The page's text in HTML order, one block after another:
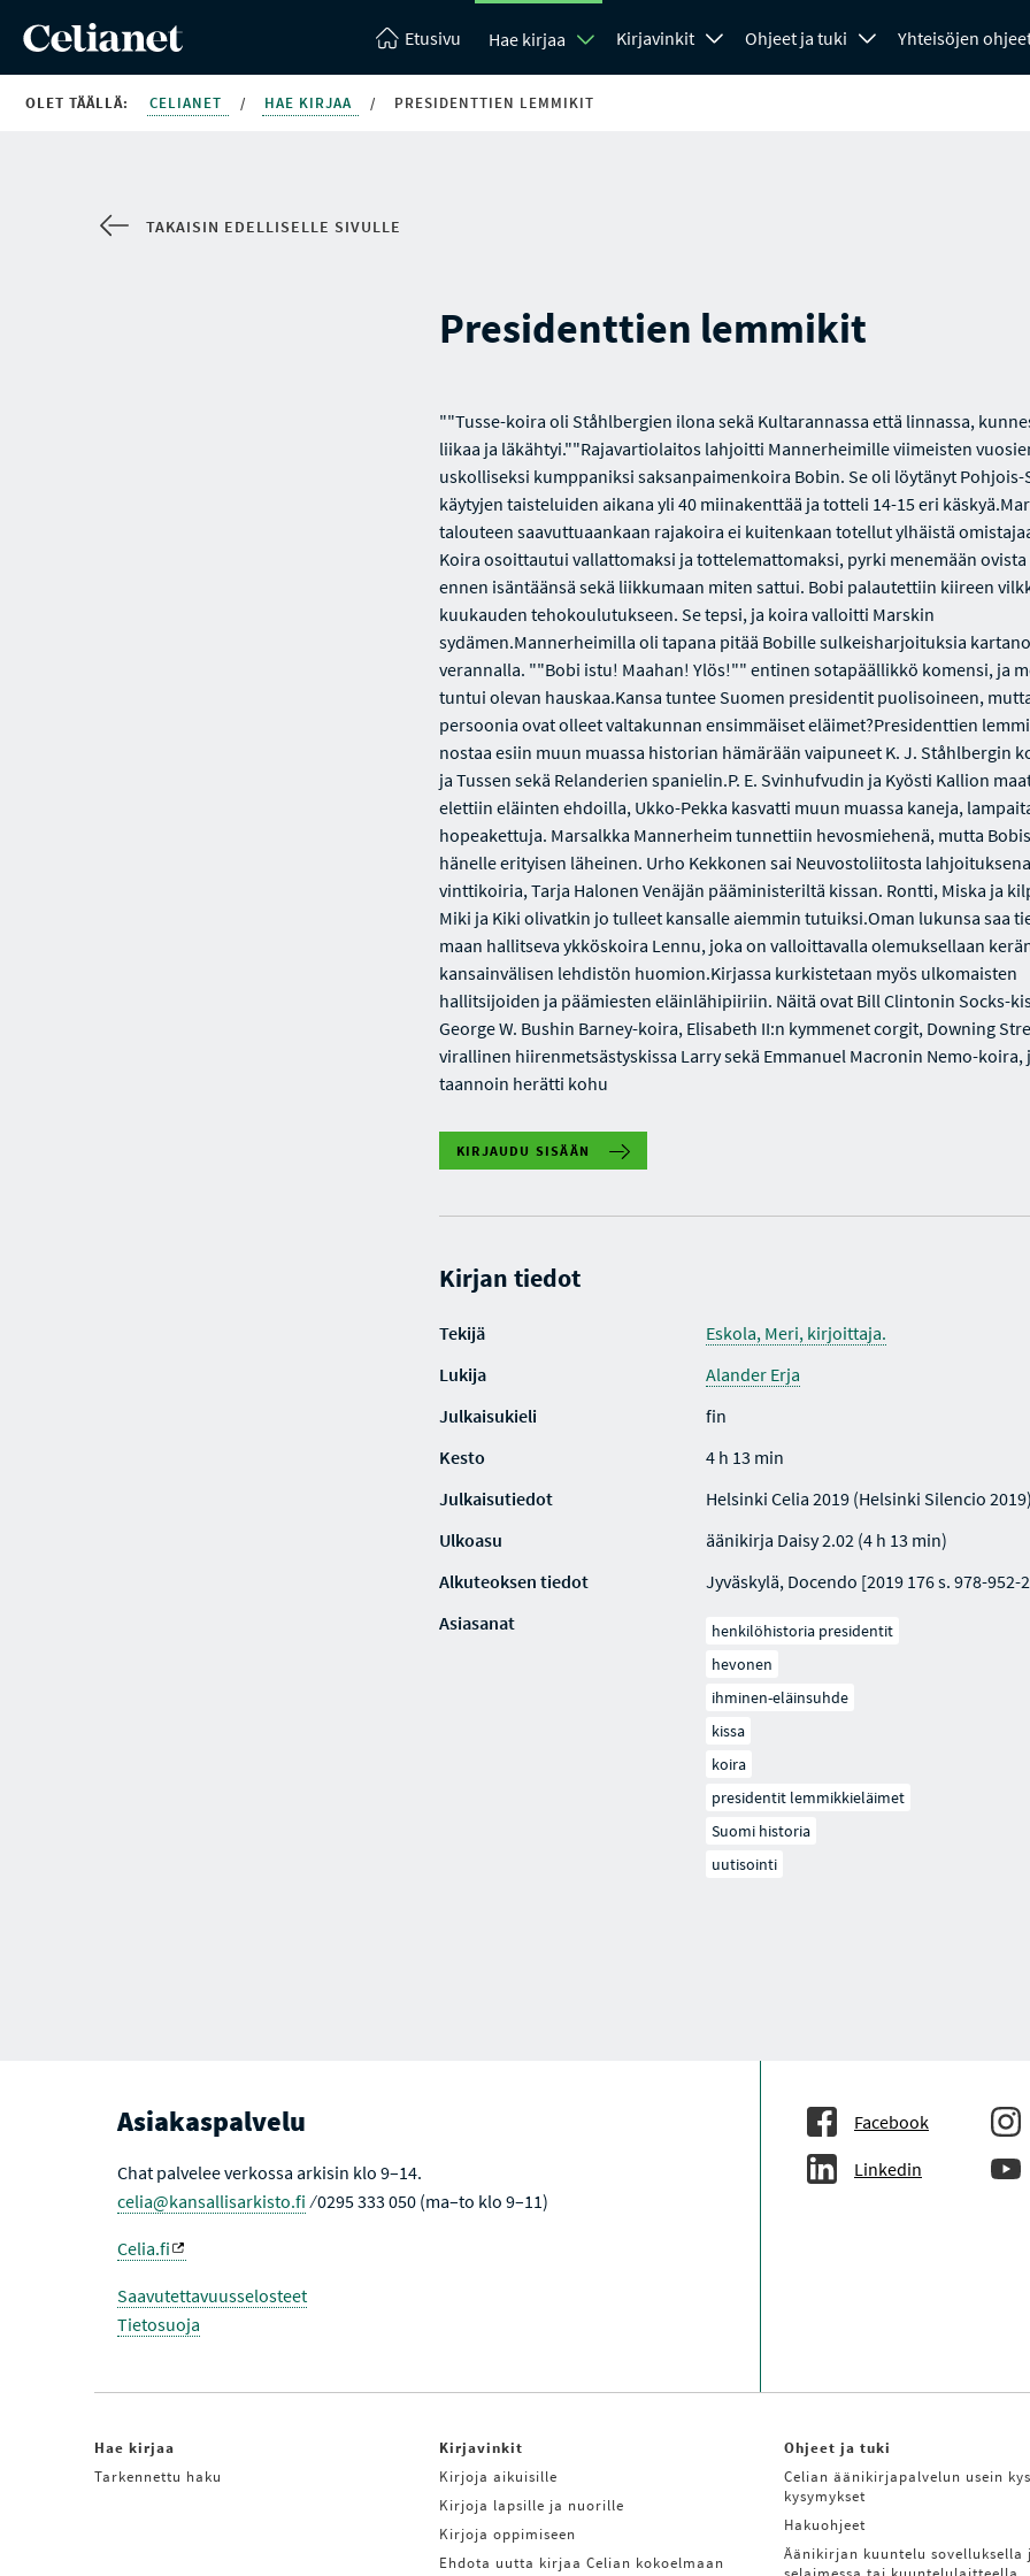
Etusivu Hae kirjaa Kirjavinkit Ohjeet ja tuki Yhteisöjen
OLET TÄÄLLÄ: CELIANET / HAE KIRJAA / PRESIDENTTIEN LEMMIKIT
TAKAISIN EDELLISELLE SIVULLE
Presidenttien lemmikit
""Tusse-koira oli Ståhlbergien ilona sekä Kultarannassa että linnassa,
liikaa ja läkähtyi.""Rajavartiolaitos lahjoitti Mannerheimille viimeisten
uskolliseksi kumppaniksi saksanpaimenkoira Bobin. Se oli löytänyt Pohjois-
käytyjen taisteluiden aikana yli 40 miinakenttää ja totteli 14-15 eri
talouteen saavuttuaankaan rajakoira ei kuitenkaan totellut ylhäistä
Koira osoittautui vallattomaksi ja tottelemattomaksi, pyrki menemään
ennen isäntäänsä sekä liikkumaan miten sattui. Bobi palautettiin kiireen
kuukauden tehokoulutukseen. Se tepsi, ja koira valloitti Marskin
sydämen.Mannerheimilla oli tapana pitää Bobille sulkeisharjoituksia
verannalla. ""Bobi istu! Maahan! Ylös!"" entinen sotapäällikkö komensi, ja
tuntui olevan hauskaa.Kansa tuntee Suomen presidentit puolisoineen,
persoonia ovat olleet valtakunnan ensimmäiset eläimet?Presidenttien
nostaa esiin muun muassa historian hämärään vaipuneet K. J. Ståhlbergin
ja Tussen sekä Relanderien spanielin.P. E. Svinhufvudin ja Kyösti Kallion
elettiin eläinten ehdoilla, Ukko-Pekka kasvatti muun muassa kaneja,
hopeakettuja. Marsalkka Mannerheim tunnettiin hevosmiehenä, mutta
hänelle erityisen läheinen. Urho Kekkonen sai Neuvostoliitosta lahjoituksena
vinttikoiria, Tarja Halonen Venäjän pääministeriltä kissan. Rontti, Miska ja
Miki ja Kiki olivatkin jo tulleet kansalle aiemmin tutuiksi.Oman lukunsa saa
maan hallitseva ykköskoira Lennu, joka on valloittavalla olemuksellaan
kansainvälisen lehdistön huomion.Kirjassa kurkistetaan myös ulkomaisten
hallitsijoiden ja päämiesten eläinlähipiiriin. Näitä ovat Bill Clintonin Socks-
George W. Bushin Barney-koira, Elisabeth II:n kymmenet corgit, Downing
virallinen hiirenmetsästyskissa Larry sekä Emmanuel Macronin Nemo-koira,
taannoin herätti kohu
KIRJAUDU SISÄÄN
Kirjan tiedot
Tekijä
Eskola, Meri, kirjoittaja.
Lukija
Alander Erja
Julkaisukieli
fin
Kesto
4 h 13 min
Julkaisutiedot
Helsinki Celia 2019 (Helsinki Silencio 2019)
Ulkoasu
äänikirja Daisy 2.02 (4 h 13 min)
Alkuteoksen tiedot
Jyväskylä, Docendo [2019 176 s. 978-952-
Asiasanat
henkilöhistoria presidentit
hevonen
ihminen-eläinsuhde
kissa
koira
presidentit lemmikkieläimet
Suomi historia
uutisointi
Asiakaspalvelu
Chat palvelee verkossa arkisin klo 9–14.
celia@kansallisarkisto.fi ⁄ 0295 333 050 (ma–to klo 9–11)
Celia.fi
Saavutettavuusselosteet
Tietosuoja
Facebook
Linkedin
Hae kirjaa
Tarkennettu haku
Kirjavinkit
Kirjoja aikuisille
Kirjoja lapsille ja nuorille
Kirjoja oppimiseen
Ehdota uutta kirjaa Celian kokoelmaan
Ohjeet ja tuki
Celian äänikirjapalvelun usein
kysymykset
Hakuohjeet
Äänikirjan kuuntelu sovelluksella